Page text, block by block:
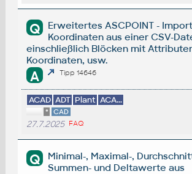
Q
Erweitertes ASCPOINT -
Koordinaten aus einer CSV-
einschließlich Blöcken mit
Koordinaten, usw.
A Tipp 14646
ACAD ADT Plant ACA...
* CAD
27.7.2025 FAQ
Q
Minimal-, Maximal-,
Summen- und Deltawerte aus